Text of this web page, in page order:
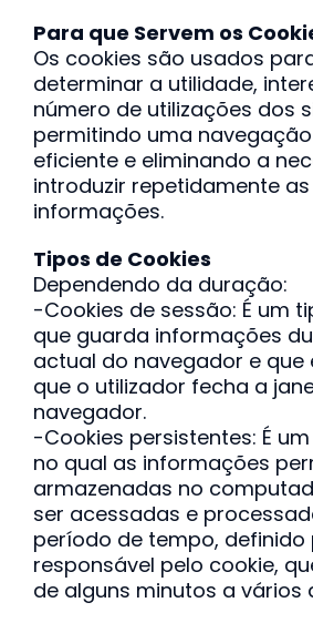
Para que Servem os
Os cookies são usados
determinar a utilidade,
número de utilizações dos
permitindo uma
eficiente e eliminando a
introduzir repetidamente
informações.
Tipos de Cookies
Dependendo da duração:
-Cookies de sessão: É um
que guarda informações
actual do navegador e que
que o utilizador fecha a
navegador.
-Cookies persistentes: É
no qual as informações
armazenadas no
ser acessadas ​​e
período de tempo, definido
responsável pelo cookie,
de alguns minutos a vários